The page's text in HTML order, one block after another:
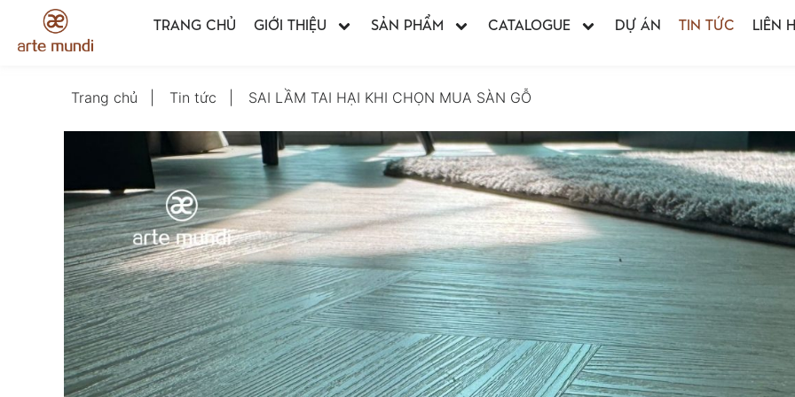
TRANG CHỦ GIỚI THIỆU SẢN PHẨM CATALOGUE DỰ ÁN TIN TỨC LIÊN
Trang chủ Tin tức SAI LẦM TAI HẠI KHI CHỌN MUA SÀN GỖ